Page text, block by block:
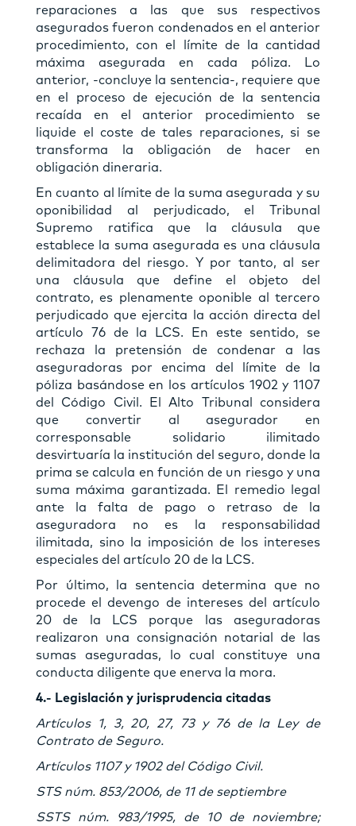
reparaciones a las que sus respectivos
asegurados fueron condenados en el anterior
procedimiento, con el límite de la cantidad
máxima asegurada en cada póliza. Lo
anterior, -concluye la sentencia-, requiere que
en el proceso de ejecución de la sentencia
recaída en el anterior procedimiento se
liquide el coste de tales reparaciones, si se
transforma la obligación de hacer en
obligación dineraria.
En cuanto al límite de la suma asegurada y su
oponibilidad al perjudicado, el Tribunal
Supremo ratifica que la cláusula que
establece la suma asegurada es una cláusula
delimitadora del riesgo. Y por tanto, al ser
una cláusula que define el objeto del
contrato, es plenamente oponible al tercero
perjudicado que ejercita la acción directa del
artículo 76 de la LCS. En este sentido, se
rechaza la pretensión de condenar a las
aseguradoras por encima del límite de la
póliza basándose en los artículos 1902 y 1107
del Código Civil. El Alto Tribunal considera
que convertir al asegurador en
corresponsable solidario ilimitado
desvirtuaría la institución del seguro, donde la
prima se calcula en función de un riesgo y una
suma máxima garantizada. El remedio legal
ante la falta de pago o retraso de la
aseguradora no es la responsabilidad
ilimitada, sino la imposición de los intereses
especiales del artículo 20 de la LCS.
Por último, la sentencia determina que no
procede el devengo de intereses del artículo
20 de la LCS porque las aseguradoras
realizaron una consignación notarial de las
sumas aseguradas, lo cual constituye una
conducta diligente que enerva la mora.
4.- Legislación y jurisprudencia citadas
Artículos 1, 3, 20, 27, 73 y 76 de la Ley de
Contrato de Seguro.
Artículos 1107 y 1902 del Código Civil.
STS núm. 853/2006, de 11 de septiembre
SSTS núm. 983/1995, de 10 de noviembre;